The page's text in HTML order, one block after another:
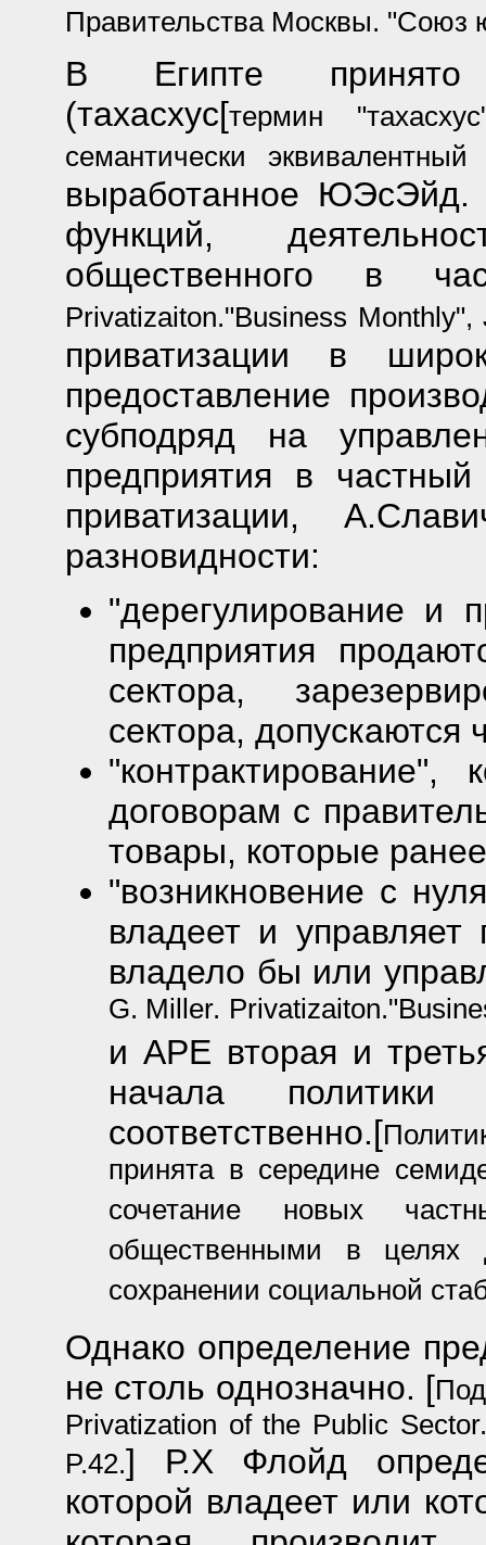
Правительства Москвы. "Союз
В Египте принято
(тахасхус[термин
семантически
выработанное ЮЭсЭйд.
функций,
общественного в
Privatizaiton."Business
приватизации в
предоставление
субподряд на
предприятия в
приватизации,
разновидности:
"дерегулирование и
предприятия
сектора,
сектора, допускаются
"контрактирование",
договорам с
товары, которые
"возникновение с
владеет и
владело бы или
G. Miller.
и АРЕ вторая и
начала политики
соответственно.[
принята в середине
сочетание новых
общественными в целях
сохранении социальной
Однако определение
не столь однозначно. [
Privatization of the Public
P.42.] Р.Х Флойд
которой владеет или